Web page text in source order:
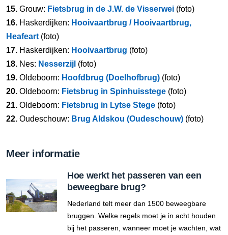
15. Grouw: Fietsbrug in de J.W. de Visserwei (foto)
16. Haskerdijken: Hooivaartbrug / Hooivaartbrug,
Heafeart (foto)
17. Haskerdijken: Hooivaartbrug (foto)
18. Nes: Nesserzijl (foto)
19. Oldeboorn: Hoofdbrug (Doelhofbrug) (foto)
20. Oldeboorn: Fietsbrug in Spinhuisstege (foto)
21. Oldeboorn: Fietsbrug in Lytse Stege (foto)
22. Oudeschouw: Brug Aldskou (Oudeschouw) (foto)
Meer informatie
Hoe werkt het passeren van een
beweegbare brug?
Nederland telt meer dan 1500 beweegbare
bruggen. Welke regels moet je in acht houden
bij het passeren, wanneer moet je wachten, wat